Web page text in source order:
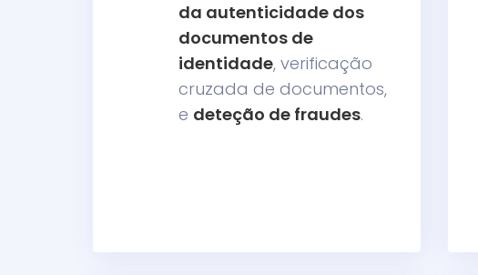
da autenticidade dos
documentos de
identidade, verificação
cruzada de documentos,
e deteção de fraudes.